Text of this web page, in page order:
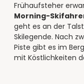
Frühaufsteher
Morning-
geht es an der
Skilegende. Nach
Piste gibt es im
mit Köstlichkeiten